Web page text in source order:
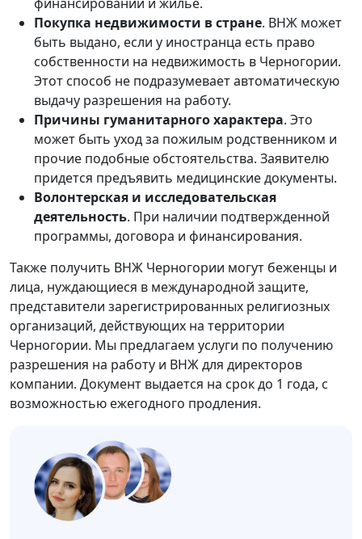
Покупка недвижимости в стране. ВНЖ может
быть выдано, если у иностранца есть право
собственности на недвижимость в Черногории.
Этот способ не подразумевает автоматическую
выдачу разрешения на работу.
Причины гуманитарного характера. Это
может быть уход за пожилым родственником и
прочие подобные обстоятельства. Заявителю
придется предъявить медицинские документы.
Волонтерская и исследовательская
деятельность. При наличии подтвержденной
программы, договора и финансирования.
Также получить ВНЖ Черногории могут беженцы и
лица, нуждающиеся в международной защите,
представители зарегистрированных религиозных
организаций, действующих на территории
Черногории. Мы предлагаем услуги по получению
разрешения на работу и ВНЖ для директоров
компании. Документ выдается на срок до 1 года, с
возможностью ежегодного продления.